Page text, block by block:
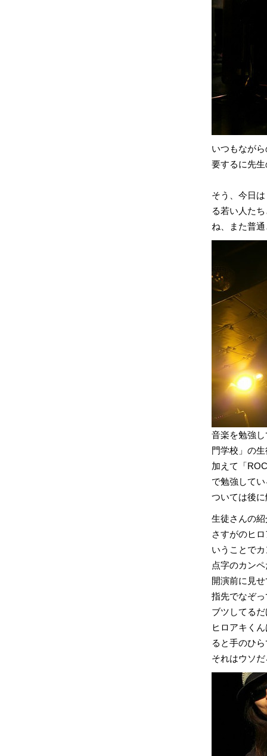
いつもなが
要するに先
そう、今日
る若い人た
ね、また普
音楽を勉強
門学校」の
加えて「
で勉強して
ついては後
生徒さんの
さすがのヒ
いうことで
点字のカン
開演前に見
指先でなぞ
ブツしてる
ヒロアキく
ると手のひ
それはウソ